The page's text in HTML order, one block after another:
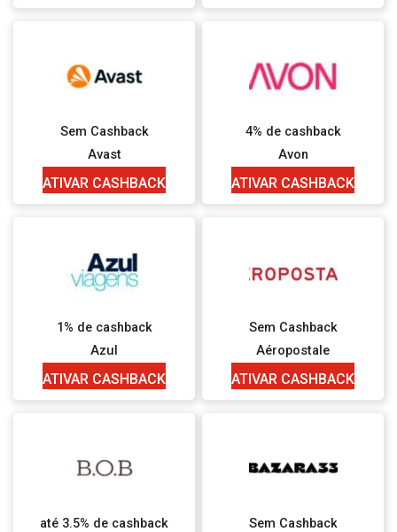
Sem Cashback
Avast
ATIVAR CASHBACK
4% de cashback
Avon
ATIVAR CASHBACK
1% de cashback
Azul
ATIVAR CASHBACK
Sem Cashback
Aéropostale
ATIVAR CASHBACK
até 3.5% de cashback
Sem Cashback